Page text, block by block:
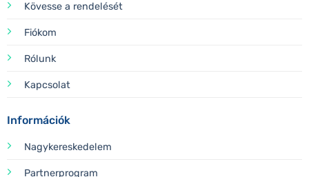
Kövesse a rendelését
Fiókom
Rólunk
Kapcsolat
Információk
Nagykereskedelem
Partnerprogram